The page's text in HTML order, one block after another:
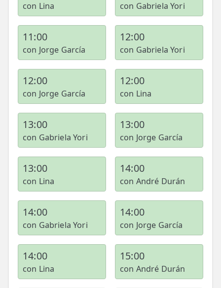
con Lina con Gabriela Yori
11:00
con Jorge García
12:00
con Gabriela Yori
12:00
con Jorge García
12:00
con Lina
13:00
con Gabriela Yori
13:00
con Jorge García
13:00
con Lina
14:00
con André Durán
14:00
con Gabriela Yori
14:00
con Jorge García
14:00
con Lina
15:00
con André Durán